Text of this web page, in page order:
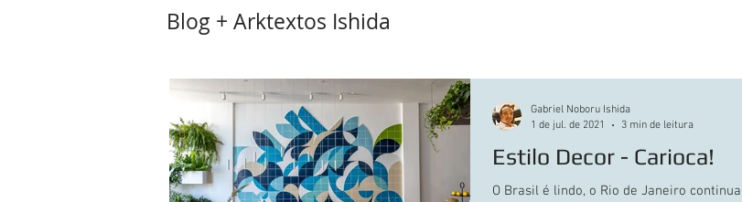
Blog + Arktextos Ishida
Estilo Decor - Carioca!
O Brasil é lindo, o Rio de Janeiro continua
Gabriel Noboru Ishida
1 de jul. de 2021
3 min de leitura